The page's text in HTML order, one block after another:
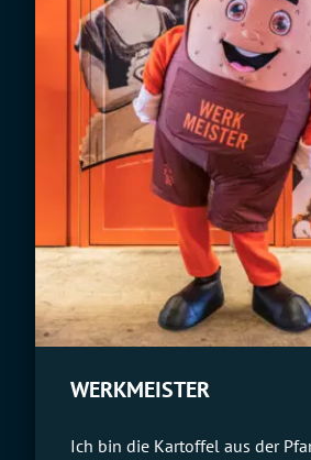
WERKMEISTER
Ich bin die Kartoffel aus der